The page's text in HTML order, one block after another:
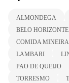
ALMONDEGA
BELO HORIZONTE
COMIDA MINEIRA
LAMBARI
PAO DE QUEIJO
TORRESMO